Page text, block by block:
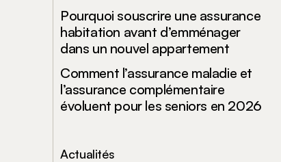
Pourquoi souscrire une assurance
habitation avant d’emménager
dans un nouvel appartement
Comment l’assurance maladie et
l’assurance complémentaire
évoluent pour les seniors en 2026
Actualités